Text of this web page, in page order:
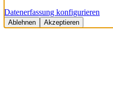
Datenerfassung konfigurieren
Ablehnen Akzeptieren